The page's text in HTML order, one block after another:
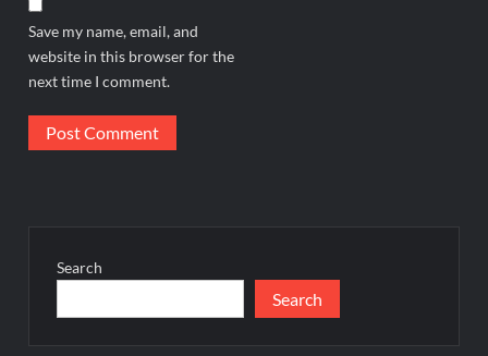
Save my name, email, and
website in this browser for the
next time I comment.
Search
Search